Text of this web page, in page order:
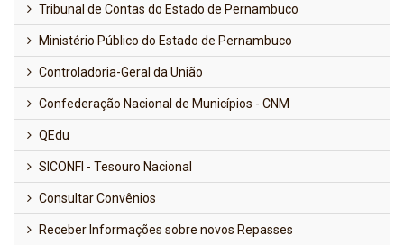
Tribunal de Contas do Estado de Pernambuco
Ministério Público do Estado de Pernambuco
Controladoria-Geral da União
Confederação Nacional de Municípios - CNM
QEdu
SICONFI - Tesouro Nacional
Consultar Convênios
Receber Informações sobre novos Repasses